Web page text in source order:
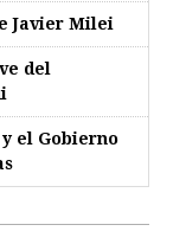
Javier Milei
del
el Gobierno